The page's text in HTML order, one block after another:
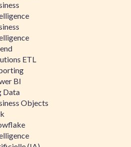
ETL
BI
Data
Objects